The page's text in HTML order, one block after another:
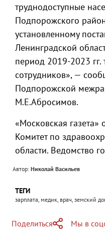
труднодоступные
Подпорожского
установленному
Ленинградской
период 2019-2023 гг.
сотрудников», —
Подпорожской
М.Е.Абросимов.
«Московская газета»
Комитет по
области. Ведомство
Автор: Николай Васильев
ТЕГИ
зарплата, медик, врач, земский
Поделиться
Мы в